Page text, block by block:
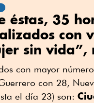
éstas, 35
con
sin vida”,
con mayor
con 28,
el día 23) son: